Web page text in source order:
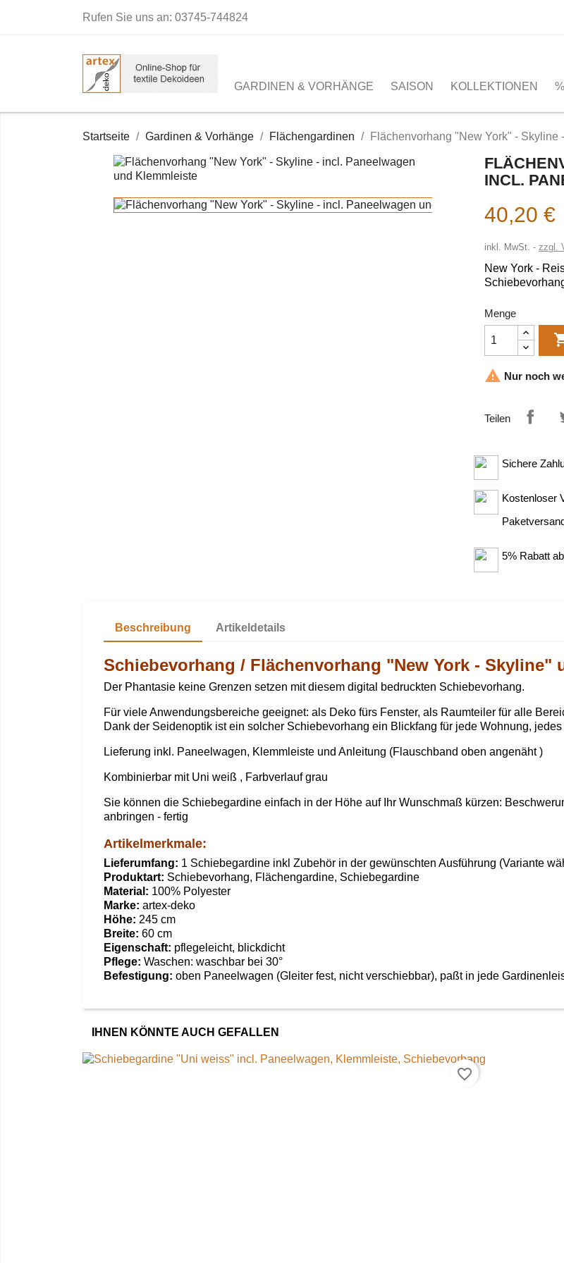
Rufen Sie uns an: 03745-744824
GARDINEN & VORHÄNGE SAISON KOLLEKTIONEN
Startseite Gardinen & Vorhänge Flächengardinen Flächenvorhang "New York" -
INCL.
40,20 €
inkl. MwSt. zzgl.
New York -
Menge
 Nur noch
Teilen
Sichere
Kostenloser
5% Rabatt
Beschreibung Artikeldetails
Schiebevorhang / Flächenvorhang "New York - Skyline"
Der Phantasie keine Grenzen setzen mit diesem digital bedruckten Schiebevorhang.
Für viele Anwendungsbereiche geeignet: als Deko fürs Fenster, als Raumteiler für alle
Dank der Seidenoptik ist ein solcher Schiebevorhang ein Blickfang für jede Wohnung,
Lieferung inkl. Paneelwagen, Klemmleiste und Anleitung (Flauschband oben angenäht )
Kombinierbar mit Uni weiß , Farbverlauf grau
Sie können die Schiebegardine einfach in der Höhe auf Ihr Wunschmaß kürzen:
anbringen - fertig
Artikelmerkmale:
Lieferumfang: 1 Schiebegardine inkl Zubehör in der gewünschten Ausführung (Variante
Produktart: Schiebevorhang, Flächengardine, Schiebegardine
Material: 100% Polyester
Marke: artex-deko
Höhe: 245 cm
Breite: 60 cm
Eigenschaft: pflegeleicht, blickdicht
Pflege: Waschen: waschbar bei 30°
Befestigung: oben Paneelwagen (Gleiter fest, nicht verschiebbar), paßt in jede
IHNEN KÖNNTE AUCH GEFALLEN
favorite_border